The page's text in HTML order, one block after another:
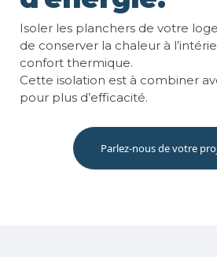
Isoler les planchers de votre
de conserver la chaleur à
confort thermique.
Cette isolation est à combiner
pour plus d’efficacité.
Parlez-nous de votre